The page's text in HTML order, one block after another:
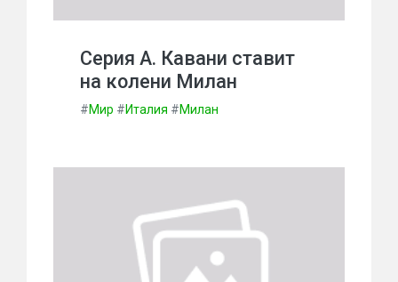
Серия А. Кавани ставит
на колени Милан
#Мир #Италия #Милан